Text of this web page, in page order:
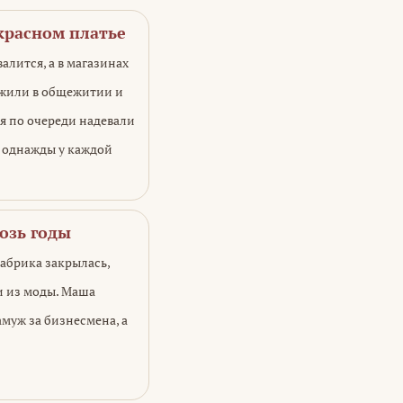
платье
а в магазинах
в общежитии и
по очереди надевали
однажды у каждой
годы
закрылась,
из моды. Маша
за бизнесмена, а